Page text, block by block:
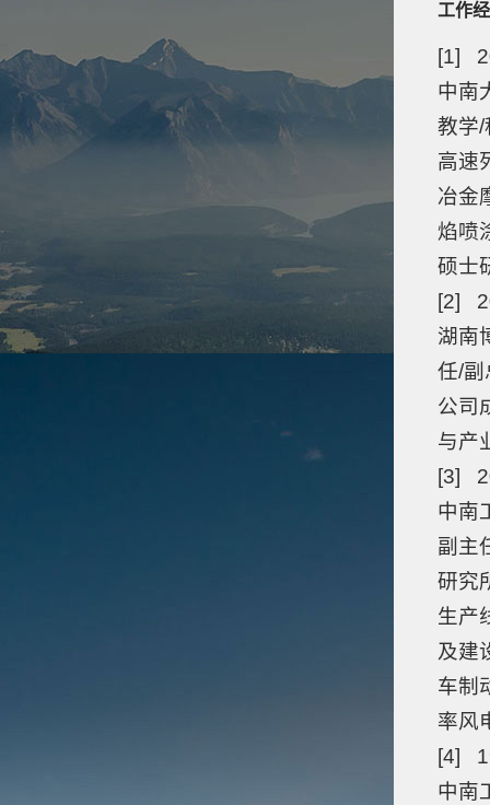
工作
[1]
中南
教学/
高速
冶金
焰喷
硕士
[2]
湖南
任/
公司
与产
[3]
中南
副主
研究
生产
及建
车制
率风
[4]
中南